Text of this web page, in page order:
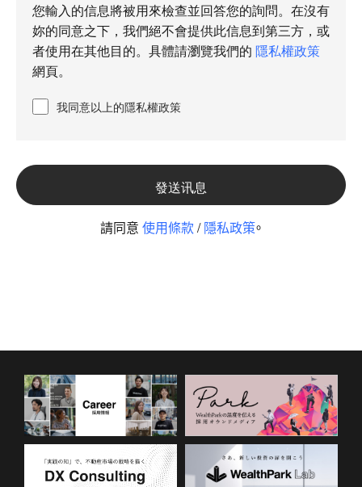
您輸入的信息將被用來檢查並回答您的詢問。在沒有
妳的同意之下，我們絕不會提供此信息到第三方，或
者使用在其他目的。具體請瀏覽我們的 隱私權政策
網頁。
我同意以上的隱私權政策
請同意 使用條款/隱私政策。